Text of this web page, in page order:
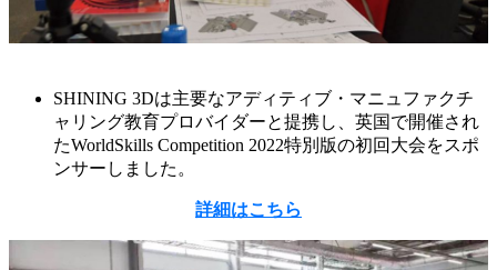
SHINING 3Dは主要なアディティブ・マニュファクチ
ャリング教育プロバイダーと提携し、英国で開催され
たWorldSkills Competition 2022特別版の初回大会をスポ
ンサーしました。
詳細はこちら